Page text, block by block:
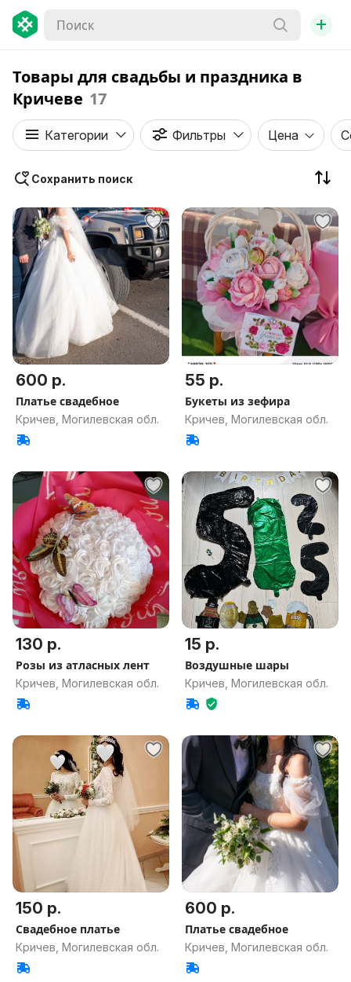
+
Товары для свадьбы и праздника в
Кричеве 17
Категории Фильтры Цена
Сохранить поиск
600 р.
Платье свадебное
Кричев, Могилевская обл.
55 р.
Букеты из зефира
Кричев, Могилевская обл.
130 р.
Розы из атласных лент
Кричев, Могилевская обл.
15 р.
Воздушные шары
Кричев, Могилевская обл.
150 р.
Свадебное платье
Кричев, Могилевская обл.
600 р.
Платье свадебное
Кричев, Могилевская обл.